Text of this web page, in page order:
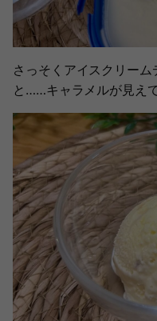
さっそくアイスクリー
と……キャラメルが見え